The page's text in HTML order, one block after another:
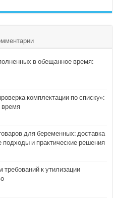
в обещанное время:
комплектации по списку»:
время
для беременных: доставка
и практические решения
требований к утилизации